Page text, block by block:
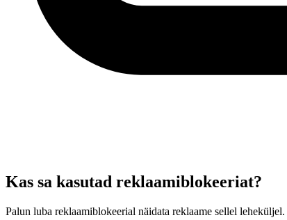
Kas sa kasutad reklaamiblokeeriat?
Palun luba reklaamiblokeerial näidata reklaame sellel leheküljel.